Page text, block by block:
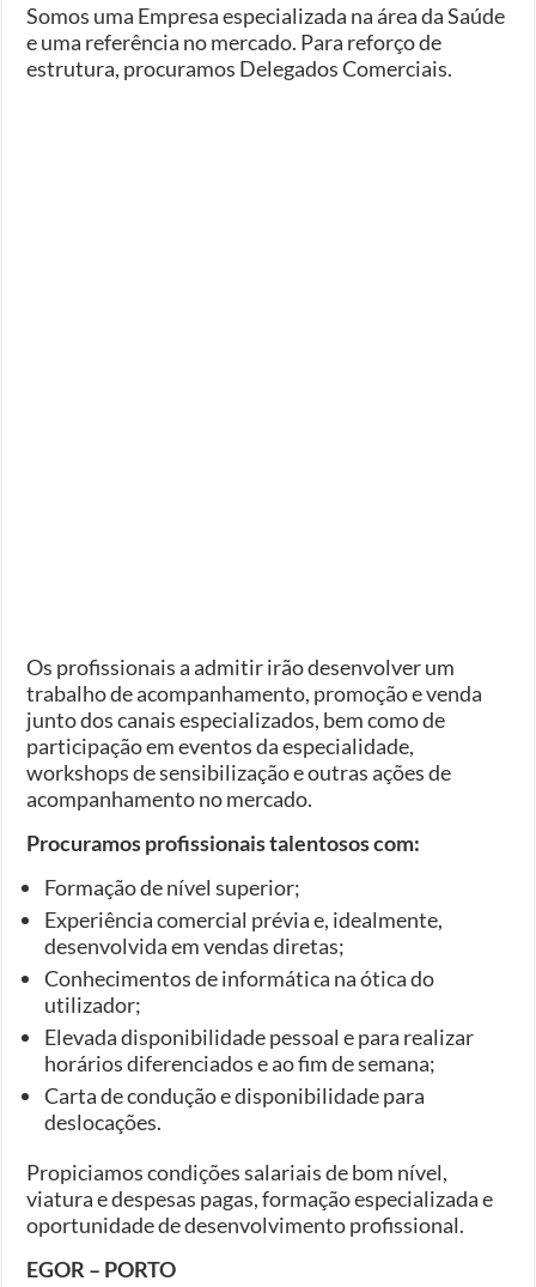
Somos uma Empresa especializada na área da Saúde
e uma referência no mercado. Para reforço de
estrutura, procuramos Delegados Comerciais.
Os profissionais a admitir irão desenvolver um
trabalho de acompanhamento, promoção e venda
junto dos canais especializados, bem como de
participação em eventos da especialidade,
workshops de sensibilização e outras ações de
acompanhamento no mercado.
Procuramos profissionais talentosos com:
Formação de nível superior;
Experiência comercial prévia e, idealmente,
desenvolvida em vendas diretas;
Conhecimentos de informática na ótica do
utilizador;
Elevada disponibilidade pessoal e para realizar
horários diferenciados e ao fim de semana;
Carta de condução e disponibilidade para
deslocações.
Propiciamos condições salariais de bom nível,
viatura e despesas pagas, formação especializada e
oportunidade de desenvolvimento profissional.
EGOR – PORTO